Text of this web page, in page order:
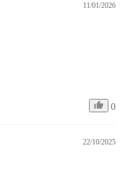
11/01/2026
0
22/10/2025